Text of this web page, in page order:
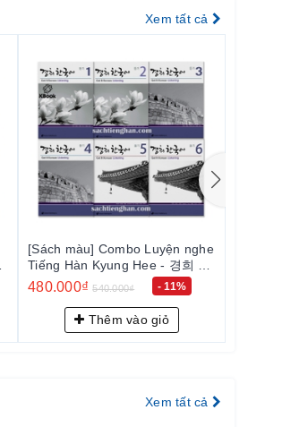
Xem tất cả
[Bản Màu] Combo New Kyung
Hee Grammar 1-6 - 바로 한국어
문법 1-6
660.000₫ 760.000₫ - 13%
Thêm vào giỏ
Xem tất cả